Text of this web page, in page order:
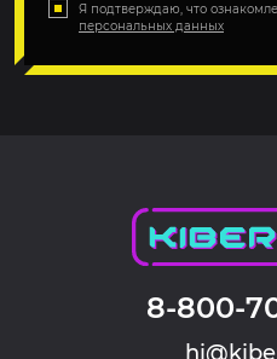
Я подтверждаю, что
персональных данных
8-800-